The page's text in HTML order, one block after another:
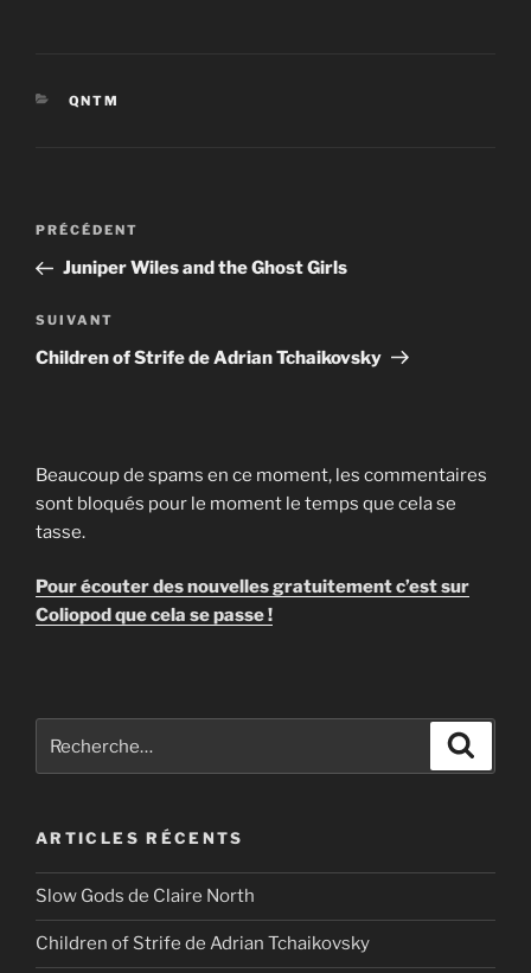
CATÉGORIES
QNTM
Navigation
l’article
Article
précédent
PRÉCÉDENT
Juniper Wiles and the Ghost Girls
Article
suivant
SUIVANT
Children of Strife de Adrian Tchaikovsky
Beaucoup de spams en ce moment, les commentaires
sont bloqués pour le moment le temps que cela se
tasse.
Pour écouter des nouvelles gratuitement c’est sur
Coliopod que cela se passe !
pour
ARTICLES RÉCENTS
Slow Gods de Claire North
Children of Strife de Adrian Tchaikovsky